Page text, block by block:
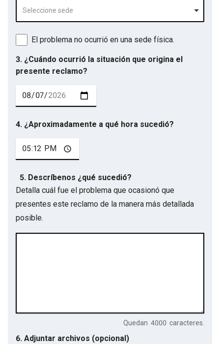
Seleccione sede
El problema no ocurrió en una sede física.
3. ¿Cuándo ocurrió la situación que origina el
presente reclamo?
4. ¿Aproximadamente a qué hora sucedió?
5. Descríbenos ¿qué sucedió?
Detalla cuál fue el problema que ocasionó que
presentes este reclamo de la manera más detallada
posible.
Quedan 4000 caracteres.
6. Adjuntar archivos (opcional)